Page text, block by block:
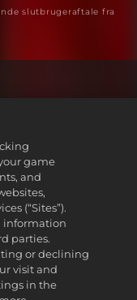
slutbrugeraftale fra
game
and
(“Sites”).
information
parties.
or declining
visit and
in the